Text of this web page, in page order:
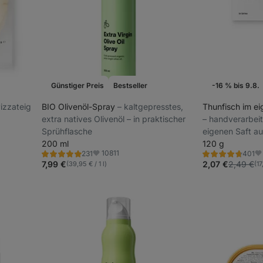
Günstiger Preis Bestseller
BIO Olivenöl-Spray ⁠–⁠ kaltgepresstes,
extra natives Olivenöl – in praktischer
Sprühflasche
200 ml
231
Bewertung
4.9/5,
231
Favoriten
10811
7,99 €(39,95 € / 1 l)
-16 % bis 9.8.
Wochenaktion
Thunfisch im
⁠–⁠
eigenen Saft
120 g
401
Bewertung
4.7/5,
401
2,07 €2,49 €